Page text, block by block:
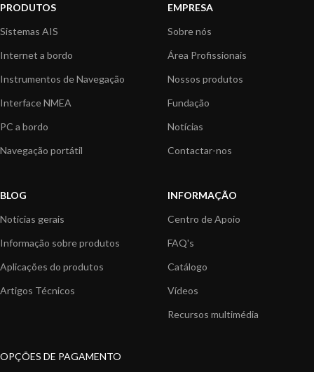
PRODUTOS
Sistemas AIS
Internet a bordo
Instrumentos de Navegação
Interface NMEA
PC a bordo
Navegação portátil
EMPRESA
Sobre nós
Área Profissionais
Nossos produtos
Fundação
Notícias
Contactar-nos
BLOG
Notícias gerais
Informação sobre produtos
Aplicações do produtos
Artigos Técnicos
INFORMAÇÃO
Centro de Apoio
FAQ's
Catálogo
Vídeos
Recursos multimédia
OPÇÕES DE PAGAMENTO